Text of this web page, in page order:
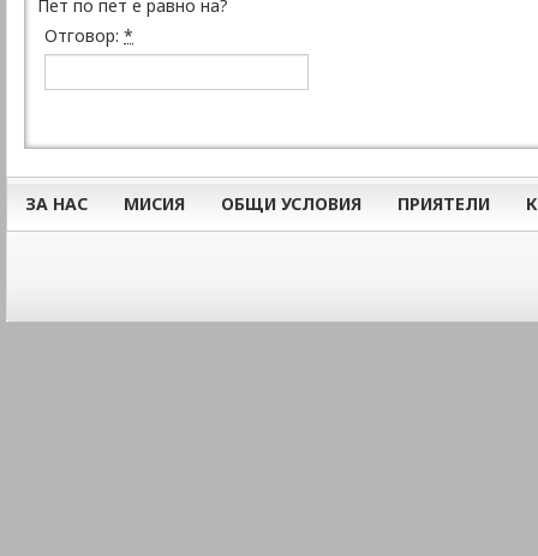
Пет по пет е равно на?
Отговор: *
ЗА НАС МИСИЯ ОБЩИ УСЛОВИЯ ПРИЯТЕЛИ